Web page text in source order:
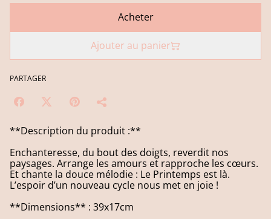
Acheter
Ajouter au panier
PARTAGER
**Description du produit :**
Enchanteresse, du bout des doigts, reverdit nos
paysages. Arrange les amours et rapproche les cœurs.
Et chante la douce mélodie : Le Printemps est là.
L’espoir d’un nouveau cycle nous met en joie !
**Dimensions** : 39x17cm